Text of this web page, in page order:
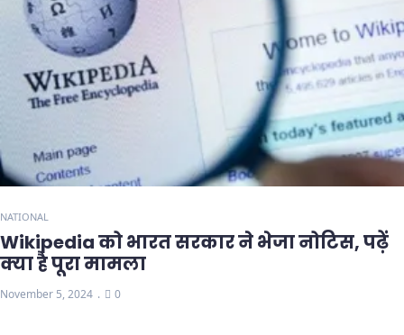
NATIONAL
Wikipedia को भारत सरकार ने भेजा नोटिस, पढ़ें
क्या है पूरा मामला
November 5, 2024 0